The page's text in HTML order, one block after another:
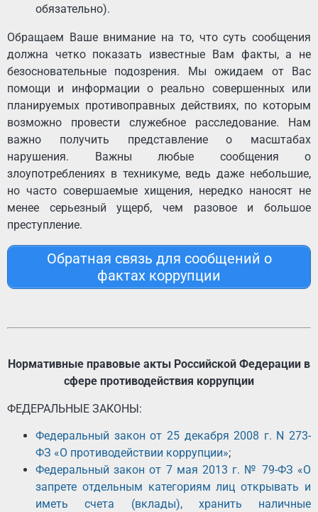
обязательно).
Обращаем Ваше внимание на то, что суть сообщения
должна четко показать известные Вам факты, а не
безосновательные подозрения. Мы ожидаем от Вас
помощи и информации о реально совершенных или
планируемых противоправных действиях, по которым
возможно провести служебное расследование. Нам
важно получить представление о масштабах
нарушения. Важны любые сообщения о
злоупотреблениях в техникуме, ведь даже небольшие,
но часто совершаемые хищения, нередко наносят не
менее серьезный ущерб, чем разовое и большое
преступление.
Обратная связь для сообщений о
фактах коррупции
Нормативные правовые акты Российской Федерации в
сфере противодействия коррупции
ФЕДЕРАЛЬНЫЕ ЗАКОНЫ:
Федеральный закон от 25 декабря 2008 г. N 273-
ФЗ «О противодействии коррупции»;
Федеральный закон от 7 мая 2013 г. № 79-ФЗ «О
запрете отдельным категориям лиц открывать и
иметь счета (вклады), хранить наличные